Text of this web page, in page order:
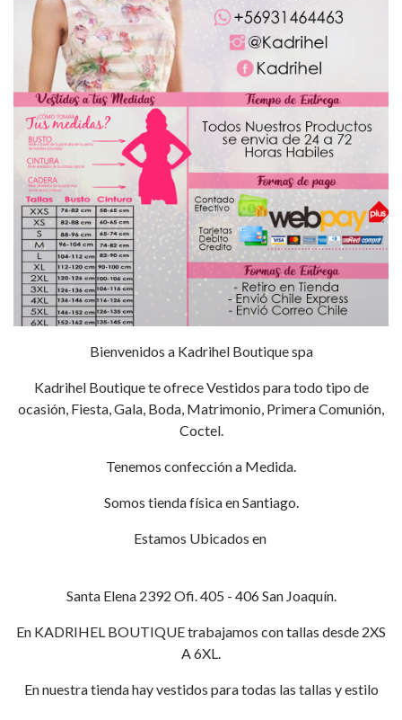
Bienvenidos a Kadrihel Boutique spa
Kadrihel Boutique te ofrece Vestidos para todo tipo de
ocasión, Fiesta, Gala, Boda, Matrimonio, Primera Comunión,
Coctel.
Tenemos confección a Medida.
Somos tienda física en Santiago.
Estamos Ubicados en
Santa Elena 2392 Ofi. 405 - 406 San Joaquín.
En KADRIHEL BOUTIQUE trabajamos con tallas desde 2XS
A 6XL.
En nuestra tienda hay vestidos para todas las tallas y estilo